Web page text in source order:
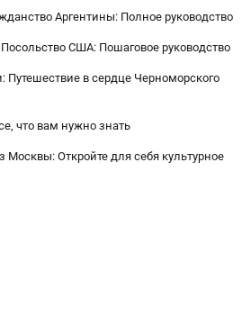
Аргентины: Полное руководство
США: Пошаговое руководство
Путешествие в сердце Черноморского
что вам нужно знать
Откройте для себя культурное